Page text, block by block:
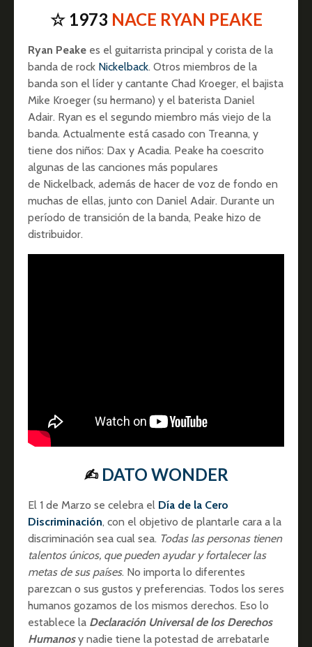
☆ 1973 NACE RYAN PEAKE
Ryan Peake es el guitarrista principal y corista de la
banda de rock Nickelback. Otros miembros de la
banda son el líder y cantante Chad Kroeger, el bajista
Mike Kroeger (su hermano) y el baterista Daniel
Adair. Ryan es el segundo miembro más viejo de la
banda. Actualmente está casado con Treanna, y
tiene dos niños: Dax y Acadia. Peake ha coescrito
algunas de las canciones más populares
de Nickelback, además de hacer de voz de fondo en
muchas de ellas, junto con Daniel Adair. Durante un
período de transición de la banda, Peake hizo de
distribuidor.
✍︎ DATO WONDER
El 1 de Marzo se celebra el Día de la Cero
Discriminación, con el objetivo de plantarle cara a la
discriminación sea cual sea. Todas las personas tienen
talentos únicos, que pueden ayudar y fortalecer las
metas de sus países. No importa lo diferentes
parezcan o sus gustos y preferencias. Todos los seres
humanos gozamos de los mismos derechos. Eso lo
establece la Declaración Universal de los Derechos
Humanosy nadie tiene la potestad de arrebatarle